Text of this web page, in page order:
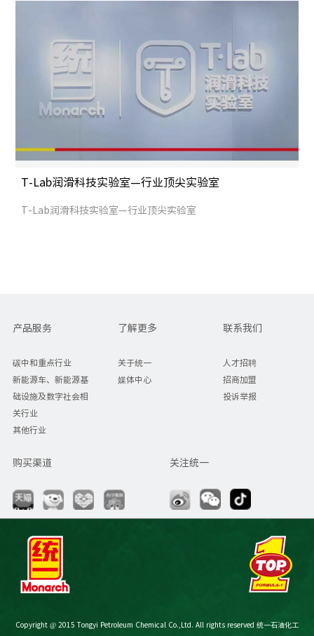
T-Lab润滑科技实验室—行业顶尖实验室
T-Lab润滑科技实验室—行业顶尖实验室
产品服务
碳中和重点行业
新能源车、新能源基
础设施及数字社会相
关行业
其他行业
了解更多
关于统一
媒体中心
联系我们
人才招聘
招商加盟
投诉举报
购买渠道 关注统一
Copyright @ 2015 Tongyi Petroleum Chemical Co.,Ltd. All rights reserved 统一石油化工